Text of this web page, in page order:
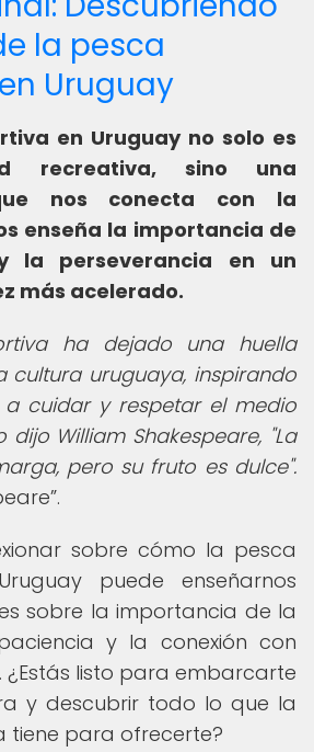
la pesca
Uruguay
en Uruguay no solo es
recreativa, sino una
nos conecta con la
enseña la importancia de
la perseverancia en un
más acelerado.
ha dejado una huella
cultura uruguaya, inspirando
a cuidar y respetar el medio
dijo William Shakespeare, "La
pero su fruto es dulce".
.
sobre cómo la pesca
puede enseñarnos
sobre la importancia de la
y la conexión con
¿Estás listo para embarcarte
y descubrir todo lo que la
tiene para ofrecerte?